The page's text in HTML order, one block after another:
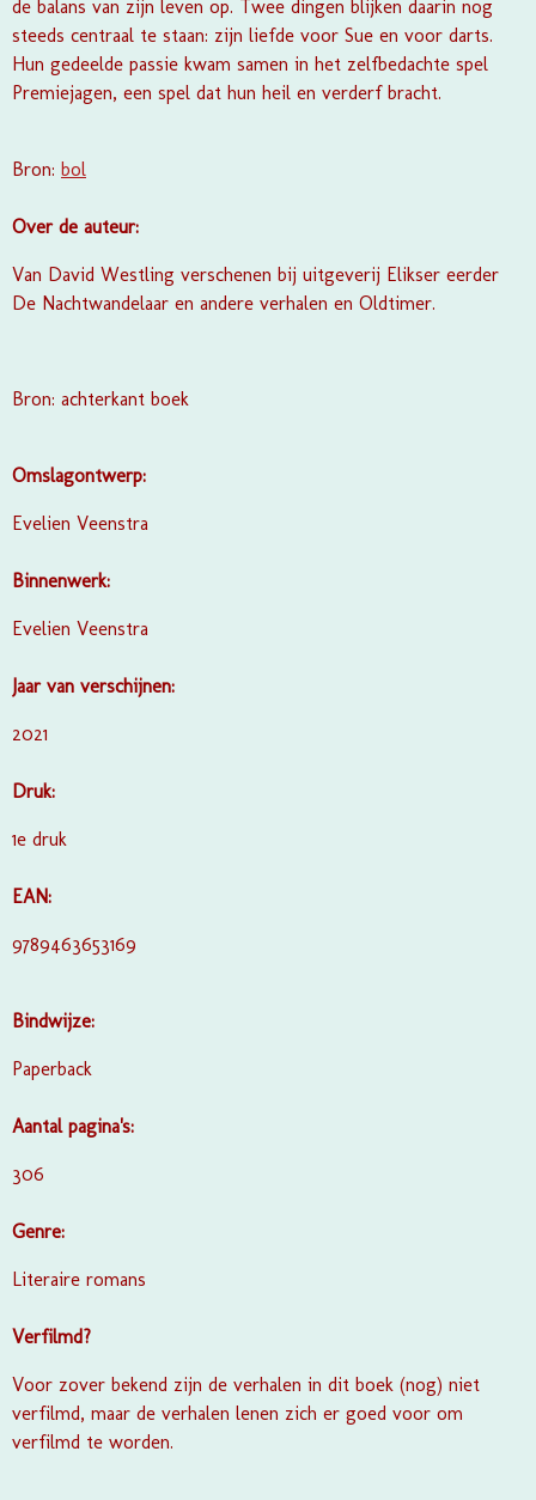
de balans van zijn leven op. Twee dingen blijken daarin nog
steeds centraal te staan: zijn liefde voor Sue en voor darts.
Hun gedeelde passie kwam samen in het zelfbedachte spel
Premiejagen, een spel dat hun heil en verderf bracht.
Bron: bol
Over de auteur:
Van David Westling verschenen bij uitgeverij Elikser eerder
De Nachtwandelaar en andere verhalen en Oldtimer.
Bron: achterkant boek
Omslagontwerp:
Evelien Veenstra
Binnenwerk:
Evelien Veenstra
Jaar van verschijnen:
2021
Druk:
1e druk
EAN:
9789463653169
Bindwijze:
Paperback
Aantal pagina's:
306
Genre:
Literaire romans
Verfilmd?
Voor zover bekend zijn de verhalen in dit boek (nog) niet
verfilmd, maar de verhalen lenen zich er goed voor om
verfilmd te worden.